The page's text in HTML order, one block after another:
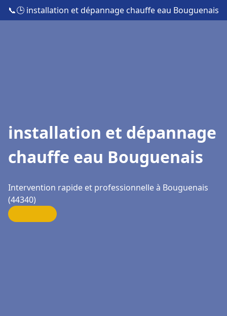
📞🕒 installation et dépannage chauffe eau Bouguenais
installation et dépannage
chauffe eau Bouguenais
Intervention rapide et professionnelle à Bouguenais
(44340)